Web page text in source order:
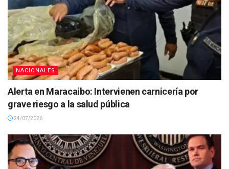
NACIONALES
Alerta en Maracaibo: Intervienen carnicería por
grave riesgo a la salud pública
24/07/2026